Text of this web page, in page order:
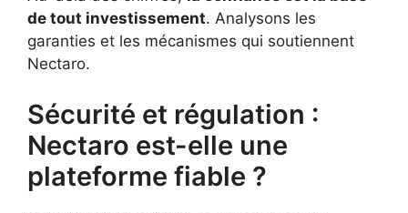
de tout investissement. Analysons les
garanties et les mécanismes qui soutiennent
Nectaro.
Sécurité et régulation :
Nectaro est-elle une
plateforme fiable ?